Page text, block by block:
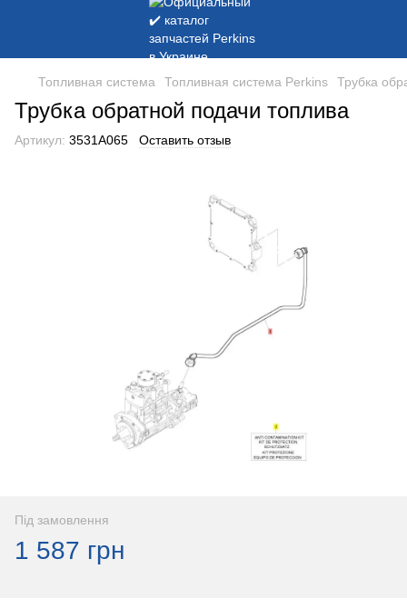
Топливная система Топливная система Perkins Трубка
Трубка обратной подачи топлива
Артикул: 3531A065 Оставить отзыв
Під замовлення
1 587 грн